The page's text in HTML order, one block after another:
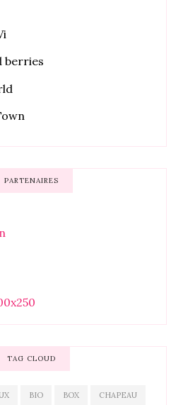
berries
PARTENAIRES
TAG CLOUD
BIO BOX CHAPEAU